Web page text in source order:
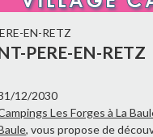
EN-RETZ
PERE-EN-RETZ
12/2030
Les Forges à La
, vous propose de